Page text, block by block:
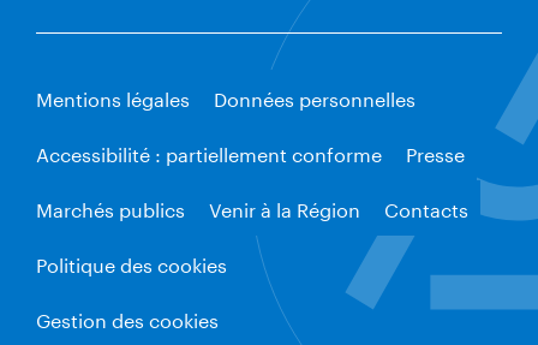
Mentions légales
Données personnelles
Accessibilité : partiellement conforme
Presse
Marchés publics
Venir à la Région
Contacts
Politique des cookies
Gestion des cookies